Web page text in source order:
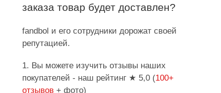
заказа товар будет доставлен?
fandbol и его сотрудники дорожат своей
репутацией.
1. Вы можете изучить отзывы наших
покупателей - наш рейтинг ★ 5,0 (100+
отзывов + фото)